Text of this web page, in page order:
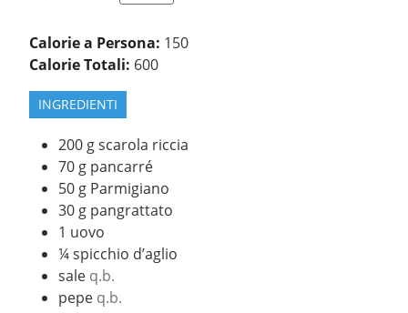
Calorie a Persona: 150
Calorie Totali: 600
INGREDIENTI
200 gscarola riccia
70 g pancarré
50 g Parmigiano
30 g pangrattato
1 uovo
¼spicchio d’aglio
sale q.b.
pepe q.b.